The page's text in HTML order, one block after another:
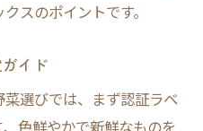
スのポイントです。
イド
選びでは、まず認証ラベ
色鮮やかで新鮮なものを